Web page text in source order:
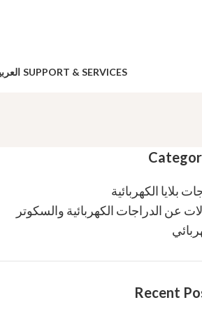
SUPPORT & SERVICES
بلايا الكهربائية
عن الدراجات الكهربائية والسكوتر
Recent